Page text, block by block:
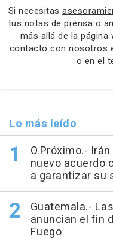
Si necesitas
tus notas de prensa o
más allá de la página
contacto con nosotros
o en el
Lo más leído
O.Próximo.-
nuevo acuerdo
a garantizar su
Guatemala.-
anuncian el fin
Fuego